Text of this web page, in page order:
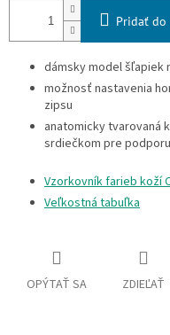
Pridať do
dámsky model šľapiek
možnosť nastavenia
zipsu
anatomicky tvarovaná
srdiečkom pre
Vzorkovník farieb koží
Veľkostná tabuľka
OPÝTAŤ SA ZDIEĽAŤ